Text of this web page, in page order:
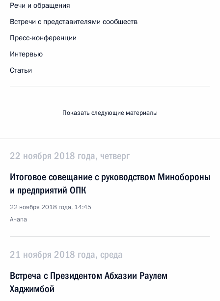
Речи и обращения
Встречи с представителями сообществ
Пресс-конференции
Интервью
Статьи
Показать следующие материалы
22 ноября 2018 года, четверг
Итоговое совещание с руководством Минобороны
и предприятий ОПК
22 ноября 2018 года, 14:45
Анапа
21 ноября 2018 года, среда
Встреча с Президентом Абхазии Раулем
Хаджимбой